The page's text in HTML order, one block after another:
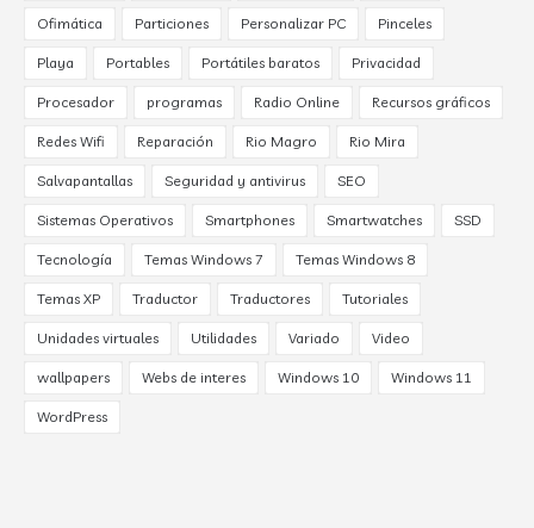
Ofimática Particiones Personalizar PC Pinceles
Playa Portables Portátiles baratos Privacidad
Procesador programas Radio Online Recursos gráficos
Redes Wifi Reparación Rio Magro Rio Mira
Salvapantallas Seguridad y antivirus SEO
Sistemas Operativos Smartphones Smartwatches SSD
Tecnología Temas Windows 7 Temas Windows 8
Temas XP Traductor Traductores Tutoriales
Unidades virtuales Utilidades Variado Video
wallpapers Webs de interes Windows 10 Windows 11
WordPress